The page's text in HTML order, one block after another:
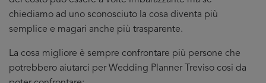
chiediamo ad uno sconosciuto la cosa diventa più
semplice e magari anche più trasparente.
La cosa migliore è sempre confrontare più persone che
potrebbero aiutarci per Wedding Planner Treviso cosi da